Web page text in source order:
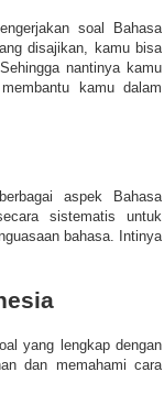
soal Bahasa
disajikan, kamu bisa
nantinya kamu
kamu dalam
aspek Bahasa
sistematis untuk
bahasa. Intinya
yang lengkap dengan
dan memahami cara